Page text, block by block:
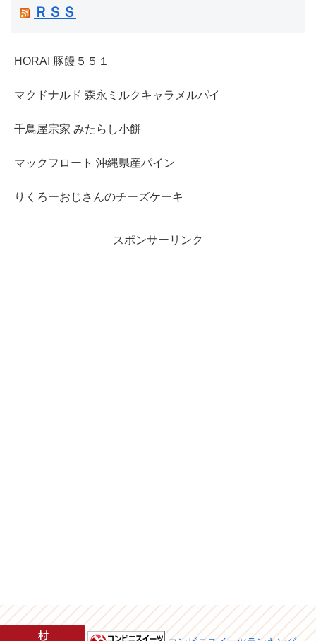
ＲＳＳ
HORAI 豚饅５５１
マクドナルド 森永ミルクキャラメルパイ
千鳥屋宗家 みたらし小餅
マックフロート 沖縄県産パイン
りくろーおじさんのチーズケーキ
スポンサーリンク